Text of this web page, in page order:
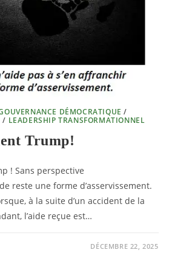
DÉMOCRATIQUE /
/ LEADERSHIP TRANSFORMATIONNEL
Trump!
! Sans perspective
reste une forme d’asservissement.
à la suite d’un accident de la
l’aide reçue est…
DÉCEMBRE 22, 2025